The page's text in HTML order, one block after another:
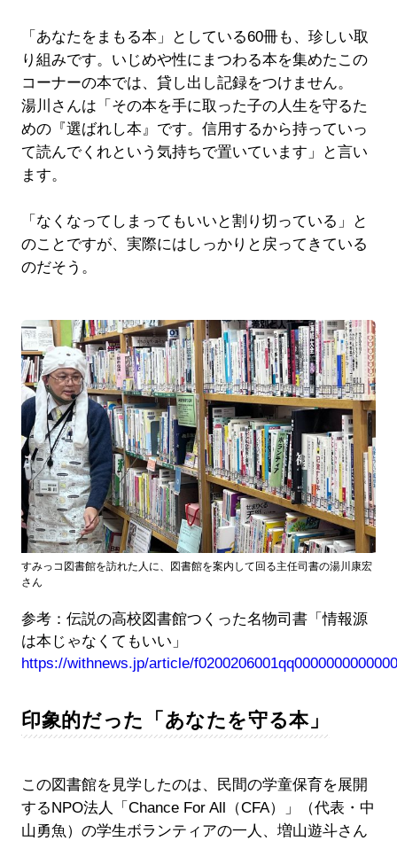
「あなたをまもる本」としている60冊も、珍しい取
り組みです。いじめや性にまつわる本を集めたこの
コーナーの本では、貸し出し記録をつけません。
湯川さんは「その本を手に取った子の人生を守るた
めの『選ばれし本』です。信用するから持っていっ
て読んでくれという気持ちで置いています」と言い
ます。
「なくなってしまってもいいと割り切っている」と
のことですが、実際にはしっかりと戻ってきている
のだそう。
すみっコ図書館を訪れた人に、図書館を案内して回る主任司書の湯川康宏
さん
参考：伝説の高校図書館つくった名物司書「情報源
は本じゃなくてもいい」
https://withnews.jp/article/
印象的だった「あなたを守る本」
この図書館を見学したのは、民間の学童保育を展開
するNPO法人「Chance For All（CFA）」（代表・中
山勇魚）の学生ボランティアの一人、増山遊斗さん